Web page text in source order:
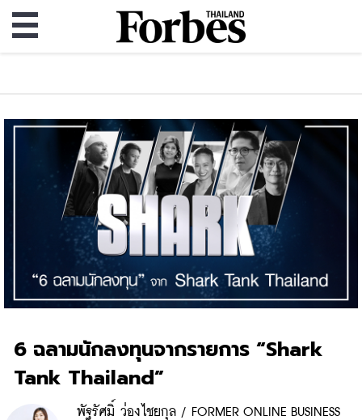
6 ฉลามนักลงทุนจากรายการ “Shark
Tank Thailand”
พัฐรัศมิ์ ว่องไชยกุล / FORMER ONLINE BUSINESS